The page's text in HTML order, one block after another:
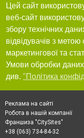
Цей сайт
веб-сайт
збору технічних
відвідувачів з
маркетингової та
Умови обробки даних
див. "Політика
Реклама на сайті
Робота в нашій компанії
Франшиза "CitySites"
+38 (063) 734-84-32